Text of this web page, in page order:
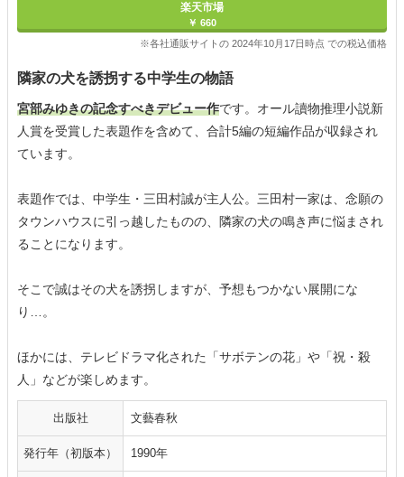
楽天市場
￥ 660
※各社通販サイトの 2024年10月17日時点 での税込価格
隣家の犬を誘拐する中学生の物語
宮部みゆきの記念すべきデビュー作です。オール讀物推理小説新
人賞を受賞した表題作を含めて、合計5編の短編作品が収録され
ています。
表題作では、中学生・三田村誠が主人公。三田村一家は、念願の
タウンハウスに引っ越したものの、隣家の犬の鳴き声に悩まされ
ることになります。
そこで誠はその犬を誘拐しますが、予想もつかない展開にな
り…。
ほかには、テレビドラマ化された「サボテンの花」や「祝・殺
人」などが楽しめます。
出版社 文藝春秋
発行年（初版本） 1990年